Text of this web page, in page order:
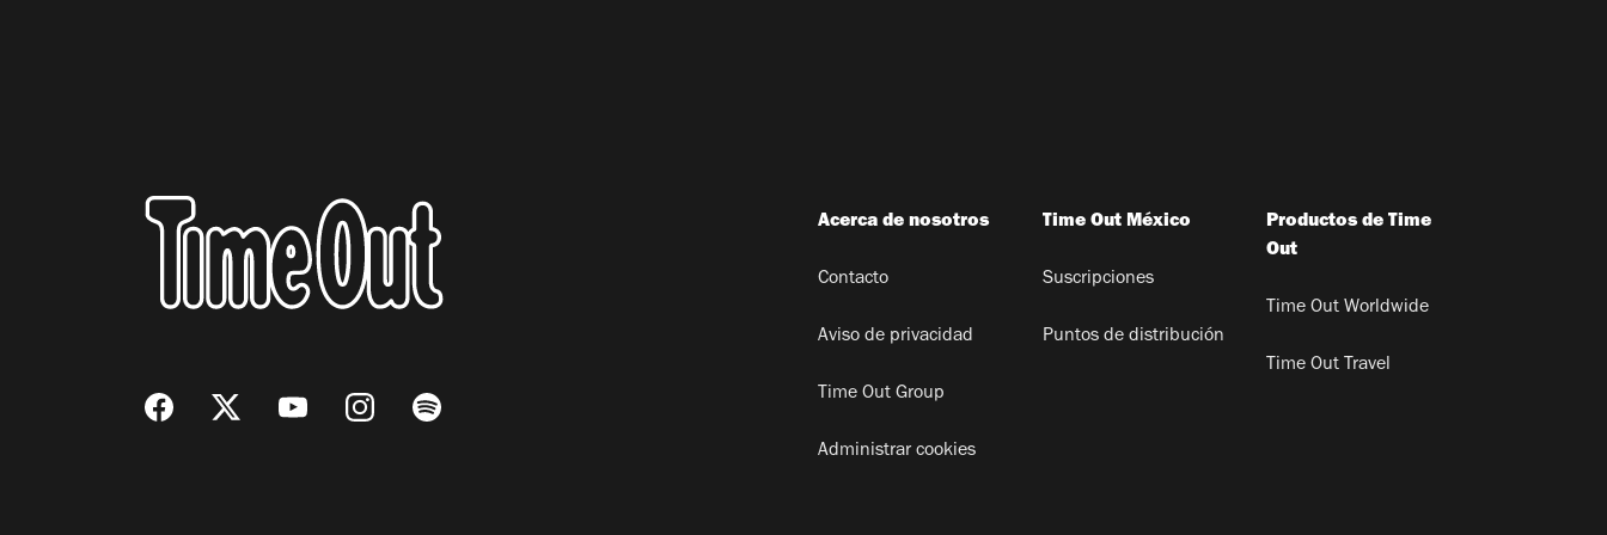
Acerca de nosotros
Contacto
Aviso de privacidad
Time Out Group
Administrar cookies
Time Out México
Suscripciones
Puntos de distribución
Productos de Time
Out
Time Out Worldwide
Time Out Travel